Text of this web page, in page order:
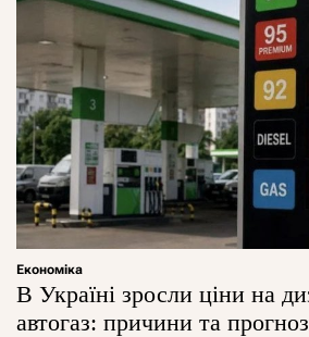
Економіка
В Україні зросли ціни на
автогаз: причини та